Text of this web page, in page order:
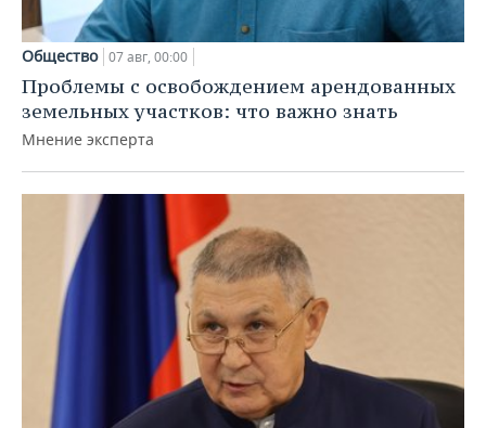
Общество 07 авг, 00:00
Проблемы с освобождением арендованных
земельных участков: что важно знать
Мнение эксперта